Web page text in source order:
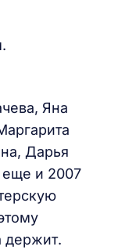
Яна
Дарья
и 2007
держит.